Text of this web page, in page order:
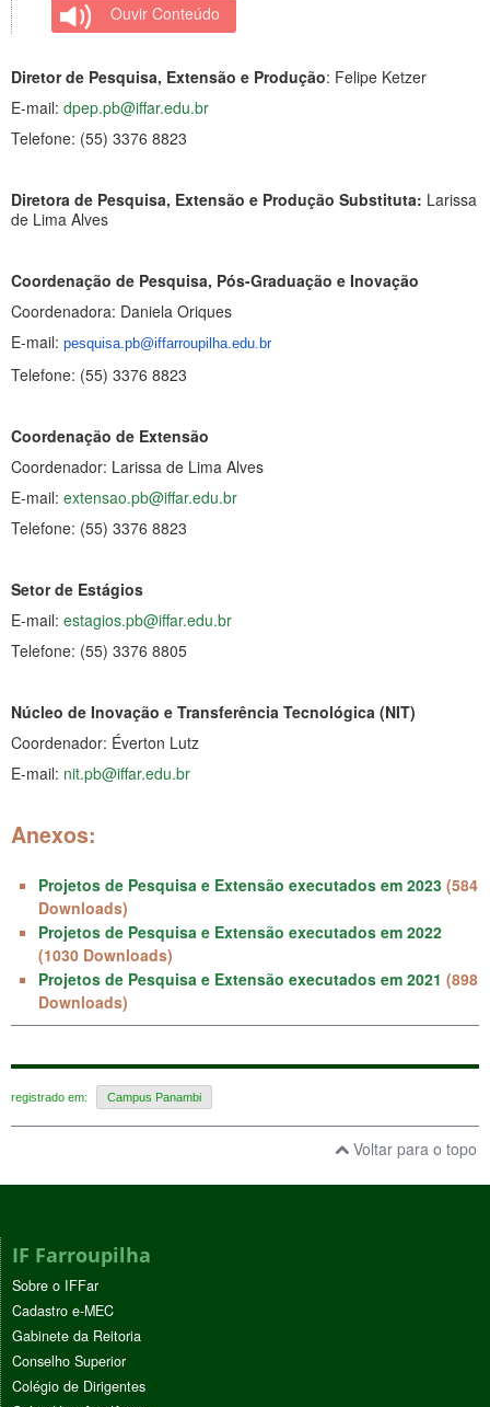
Ouvir Conteúdo
Diretor de Pesquisa, Extensão e Produção: Felipe Ketzer
E-mail: dpep.pb@iffar.edu.br
Telefone: (55) 3376 8823
Diretora de Pesquisa, Extensão e Produção Substituta: Larissa
de Lima Alves
Coordenação de Pesquisa, Pós-Graduação e Inovação
Coordenadora: Daniela Oriques
E-mail: pesquisa.pb@iffarroupilha.edu.br
Telefone: (55) 3376 8823
Coordenação de Extensão
Coordenador: Larissa de Lima Alves
E-mail: extensao.pb@iffar.edu.br
Telefone: (55) 3376 8823
Setor de Estágios
E-mail: estagios.pb@iffar.edu.br
Telefone: (55) 3376 8805
Núcleo de Inovação e Transferência Tecnológica (NIT)
Coordenador: Éverton Lutz
E-mail: nit.pb@iffar.edu.br
Anexos:
Projetos de Pesquisa e Extensão executados em 2023 (584
Downloads)
Projetos de Pesquisa e Extensão executados em 2022
(1030 Downloads)
Projetos de Pesquisa e Extensão executados em 2021 (898
Downloads)
registrado em: Campus Panambi
Voltar para o topo
IF Farroupilha
Sobre o IFFar
Cadastro e-MEC
Gabinete da Reitoria
Conselho Superior
Colégio de Dirigentes